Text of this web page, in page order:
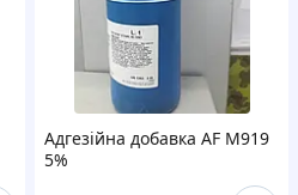
Адгезійна добавка AF M919
5%